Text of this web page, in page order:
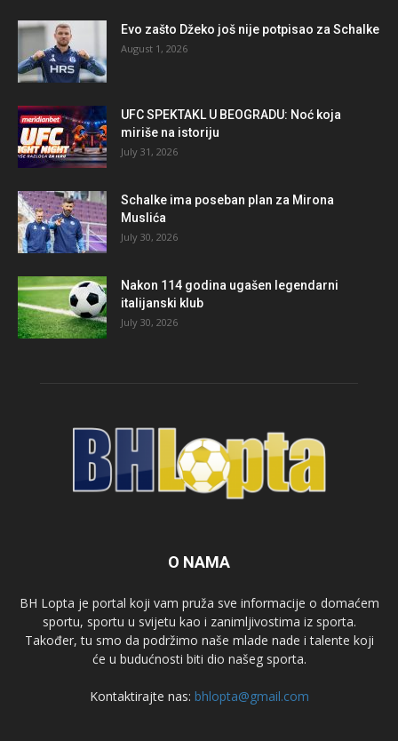
Evo zašto Džeko još nije potpisao za Schalke
August 1, 2026
UFC SPEKTAKL U BEOGRADU: Noć koja
miriše na istoriju
July 31, 2026
Schalke ima poseban plan za Mirona
Muslića
July 30, 2026
Nakon 114 godina ugašen legendarni
italijanski klub
July 30, 2026
O NAMA
BH Lopta je portal koji vam pruža sve informacije o domaćem
sportu, sportu u svijetu kao i zanimljivostima iz sporta.
Također, tu smo da podržimo naše mlade nade i talente koji
će u budućnosti biti dio našeg sporta.
Kontaktirajte nas: bhlopta@gmail.com